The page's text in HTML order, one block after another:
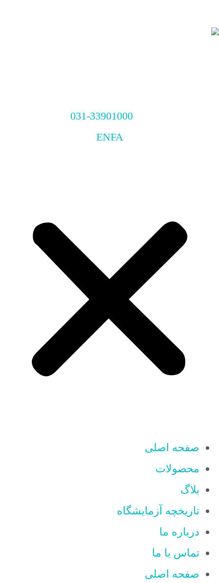
031-33901000
EN
صفحه اصلی
محصولات
بلاگ
تاریخچه آزمایشگاه
درباره ما
تماس با ما
صفحه اصلی